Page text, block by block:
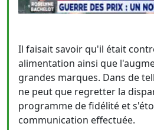
Il faisait savoir qu'il était
alimentation ainsi que
grandes marques. Dans de
ne peut que regretter la
programme de fidélité et
communication effectuée.